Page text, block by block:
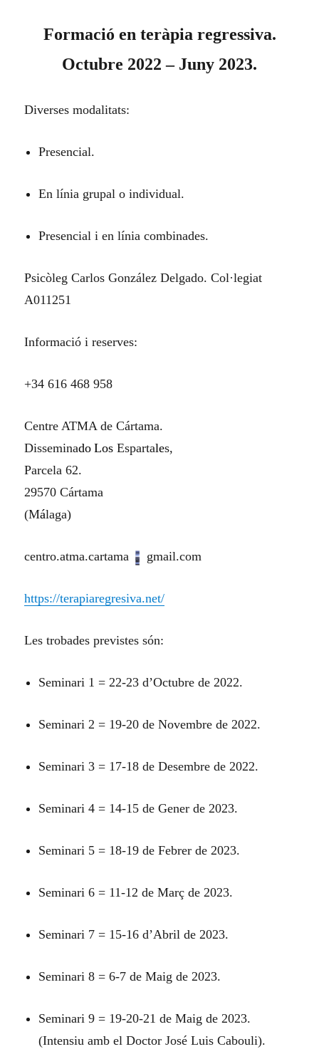
Formació en teràpia regressiva.
Octubre 2022 – Juny 2023.
Diverses modalitats:
Presencial.
En línia grupal o individual.
Presencial i en línia combinades.
Psicòleg Carlos González Delgado. Col·legiat
A011251
Informació i reserves:
+34 616 468 958
Centre ATMA de Cártama.
Disseminado Los Espartales,
Parcela 62.
29570 Cártama
(Málaga)
centro.atma.cartama gmail.com
https://terapiaregresiva.net/
Les trobades previstes són:
Seminari 1 = 22-23 d’Octubre de 2022.
Seminari 2 = 19-20 de Novembre de 2022.
Seminari 3 = 17-18 de Desembre de 2022.
Seminari 4 = 14-15 de Gener de 2023.
Seminari 5 = 18-19 de Febrer de 2023.
Seminari 6 = 11-12 de Març de 2023.
Seminari 7 = 15-16 d’Abril de 2023.
Seminari 8 = 6-7 de Maig de 2023.
Seminari 9 = 19-20-21 de Maig de 2023.
(Intensiu amb el Doctor José Luis Cabouli).